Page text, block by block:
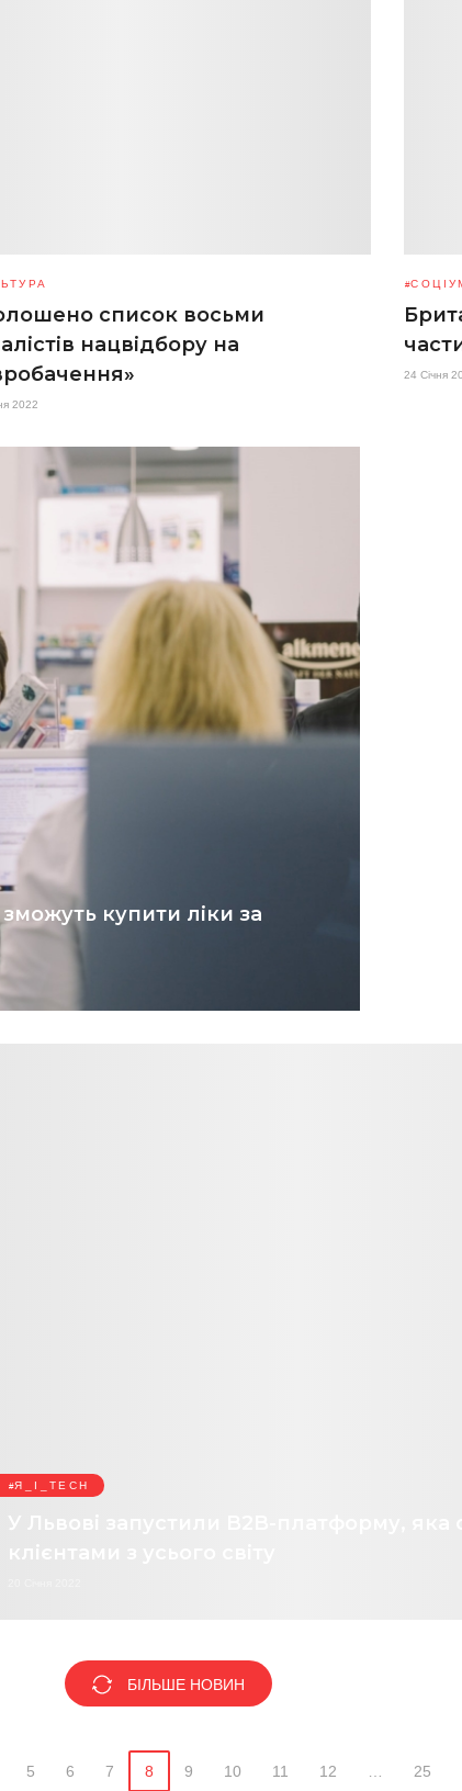
список восьми
нацвідбору на
2022
24 Січня
зможуть купити ліки за
Я_І_TECH
У Львові запустили B2B-платформу, яка
БІЛЬШЕ НОВИН
5 6 7 8 9 10 11 12 25